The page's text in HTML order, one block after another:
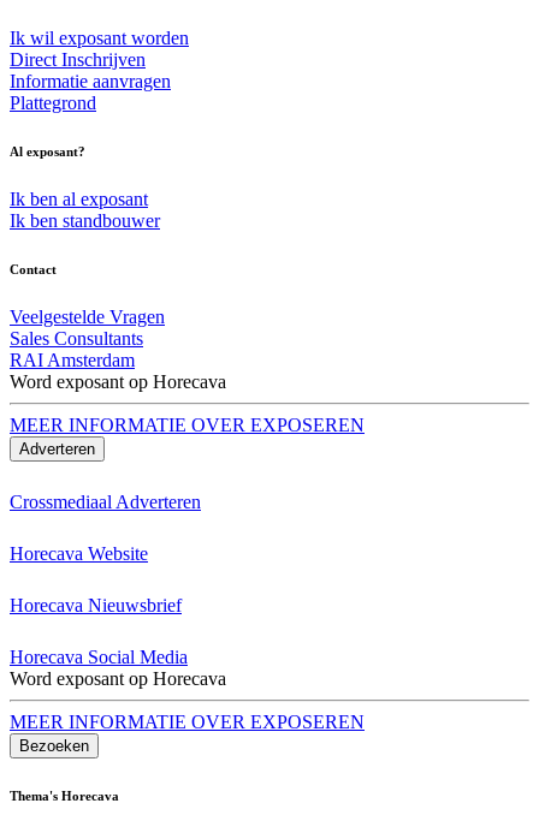
Ik wil exposant worden
Direct Inschrijven
Informatie aanvragen
Plattegrond
Al exposant?
Ik ben al exposant
Ik ben standbouwer
Contact
Veelgestelde Vragen
Sales Consultants
RAI Amsterdam
Word exposant op Horecava
MEER INFORMATIE OVER EXPOSEREN
Adverteren
Crossmediaal Adverteren
Horecava Website
Horecava Nieuwsbrief
Horecava Social Media
Word exposant op Horecava
MEER INFORMATIE OVER EXPOSEREN
Bezoeken
Thema's Horecava